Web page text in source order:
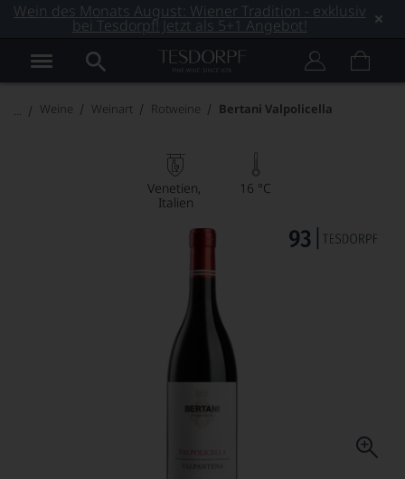
Wein des Monats August: Wiener Tradition - exklusiv
bei Tesdorpf! Jetzt als 5+1 Angebot!
Weine Weinart Rotweine Bertani Valpolicella
Venetien
Italien
16 °C